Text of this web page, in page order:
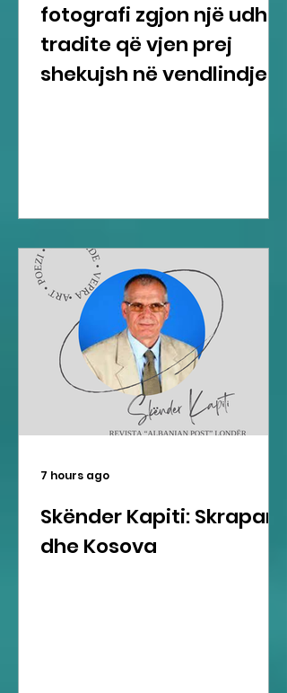
fotografi zgjon një udhë
tradite që vjen prej
shekujsh në vendlindje
Skënder Kapiti: Skrapari
dhe Kosova
7 hours ago